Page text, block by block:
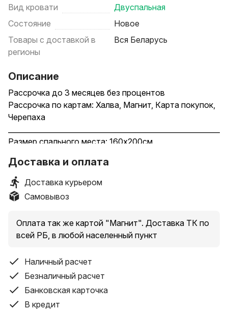
Вид кровати
Двуспальная
Состояние
Новое
Товары с доставкой в
регионы
Вся Беларусь
Описание
Рассрочка до 3 месяцев без процентов
Рассрочка по картам: Халва, Магнит, Карта покупок,
Черепаха
Размер спального места: 160х200см
подъемным механизмом
Габариты: В: 1190 мм, Ш: 1770 мм, Г: 2150 мм
Цвет: серый
Страна производства: Россия
Гарантия 18 мес
Доставка по РБ БЕСПЛАТНО до подъезда
Наш инстаграм #mebel.belarus.tut
Доставка и оплата
Доставка курьером
Самовывоз
Оплата так же картой "Магнит". Доставка ТК по
всей РБ, в любой населенный пункт
Наличный расчет
Безналичный расчет
Банковская карточка
В кредит